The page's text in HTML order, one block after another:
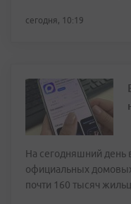
сегодня, 10:19
На сегодняшний день
официальных
почти 160 тысяч